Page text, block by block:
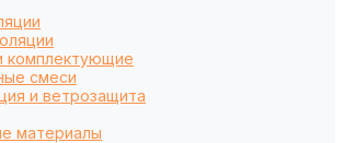
комплектующие
смеси
и ветрозащита
материалы